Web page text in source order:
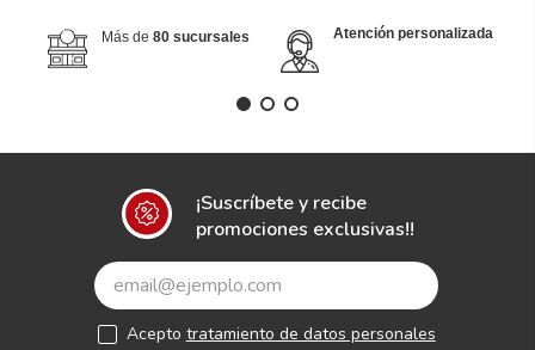
Más de 80 sucursales Atención personalizada
¡Suscríbete y recibe
promociones exclusivas!!
Acepto tratamiento de datos personales